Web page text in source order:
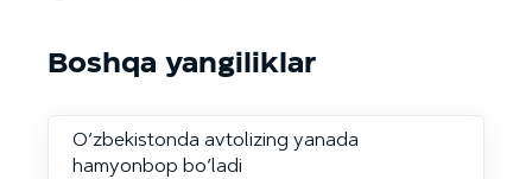
Boshqa yangiliklar
O‘zbekistonda avtolizing yanada
hamyonbop bo‘ladi